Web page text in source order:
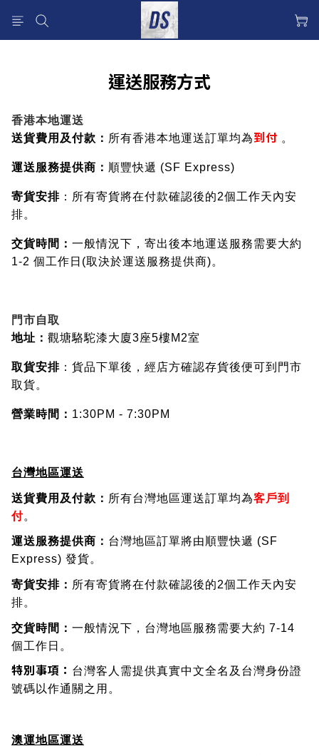
運送服務方式
香港本地運送
送貨費用及付款： 所有香港本地運送訂單均為到 付 。
運送服務提供商： 順豐快遞 (SF Express)
寄貨安排 ：所有寄貨將在付款確認後的2個工作天內安
排。
交貨時間： 一般情況下，寄出後本地運送服務需要大約
1-2 個工作日(取決於運送服務提供商)。
門市自取
地址： 觀塘駱駝漆大廈3座5樓M2室
取貨安排 ：貨品下單後，經店方確認存貨後便可到門市
取貨。
營業時間： 1:30PM - 7:30PM
台灣地區運送
送貨費用及付款： 所有台灣地區運送訂單均為客戶到
付。
運送服務提供商： 台灣地區訂單將由順豐快遞 (SF
Express) 發貨。
寄貨安排： 所有寄貨將在付款確認後的2個工作天內安
排。
交貨時間： 一般情況下，台灣地區服務需要大約 7-14
個工作日。
特別事項： 台灣客人需提供真實中文全名及台灣身份證
號碼以作通關之用。
澳運地區運送